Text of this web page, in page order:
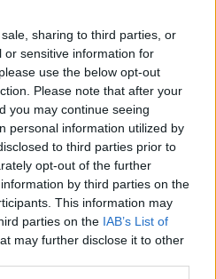
sharing to third parties, or
or sensitive information for
use the below opt-out
Please note that after your
you may continue seeing
personal information utilized by
to third parties prior to
opt-out of the further
by third parties on the
This information may
parties on the IAB’s List of
may further disclose it to other
MERÉNYI Anna
András
TÜŰ Zsófi
CSÓKA Tímea
LENGYEL Anna
PEJÓ Róbert
23. (sze-p) 20:00
Ft, a Trafó bérlet